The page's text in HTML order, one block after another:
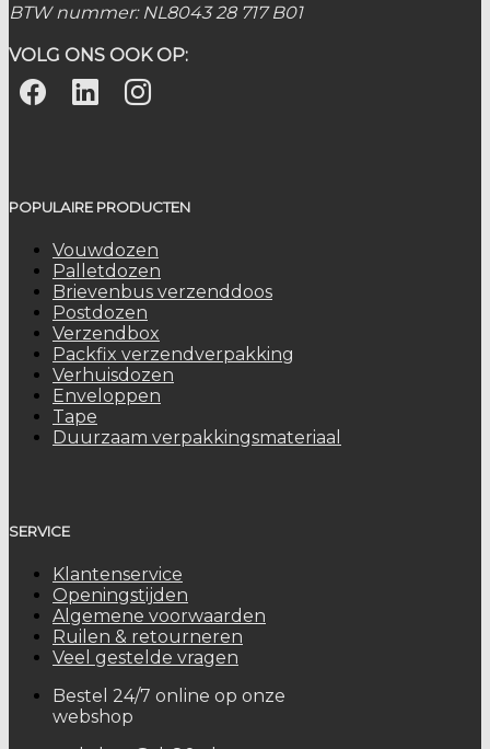
BTW nummer: NL8043 28 717 B01
VOLG ONS OOK OP:
POPULAIRE PRODUCTEN
Vouwdozen
Palletdozen
Brievenbus verzenddoos
Postdozen
Verzendbox
Packfix verzendverpakking
Verhuisdozen
Enveloppen
Tape
Duurzaam verpakkingsmateriaal
SERVICE
Klantenservice
Openingstijden
Algemene voorwaarden
Ruilen & retourneren
Veel gestelde vragen
Bestel 24/7 online op onze
webshop